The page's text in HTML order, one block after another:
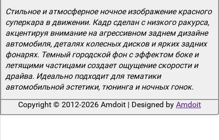
Стильное и атмосферное ночное изображение красного
суперкара в движении. Кадр сделан с низкого ракурса,
акцентируя внимание на агрессивном заднем дизайне
автомобиля, деталях колесных дисков и ярких задних
фонарях. Темный городской фон с эффектом боке и
летящими частицами создает ощущение скорости и
драйва. Идеально подходит для тематики
автомобильной эстетики, тюнинга и ночных гонок.
Copyright © 2012-2026 Amdoit | Designed by Amdoit